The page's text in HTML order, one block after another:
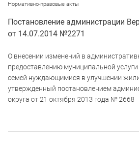
Нормативно-правовые акты
Постановление администрации
от 14.07.2014 №2271
О внесении изменений в
предоставлению муниципальной
семей нуждающимися в улучшении
утвержденный постановлением
округа от 21 октября 2013 года № 2668